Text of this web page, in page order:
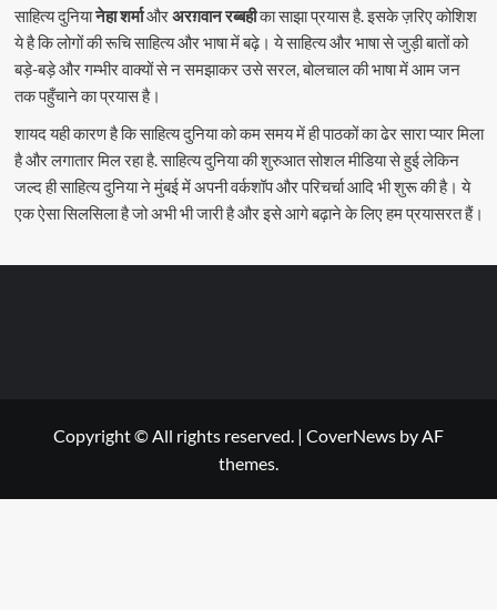
साहित्य दुनियानेहा शर्माऔरअरग़वान रब्बहीका साझा प्रयास है. इसके ज़रिए कोशिश
ये है कि लोगों की रूचि साहित्य और भाषा में बढ़े। ये साहित्य और भाषा से जुड़ी बातों को
बड़े-बड़े और गम्भीर वाक्यों से न समझाकर उसे सरल, बोलचाल की भाषा में आम जन
तक पहुँचाने का प्रयास है।
शायद यही कारण है कि साहित्य दुनिया को कम समय में ही पाठकों का ढेर सारा प्यार मिला
है और लगातार मिल रहा है. साहित्य दुनिया की शुरुआत सोशल मीडिया से हुई लेकिन
जल्द ही साहित्य दुनिया ने मुंबई में अपनी वर्कशॉप और परिचर्चा आदि भी शुरू की है। ये
एक ऐसा सिलसिला है जो अभी भी जारी है और इसे आगे बढ़ाने के लिए हम प्रयासरत हैं।
Copyright © All rights reserved. | CoverNews by AF
themes.